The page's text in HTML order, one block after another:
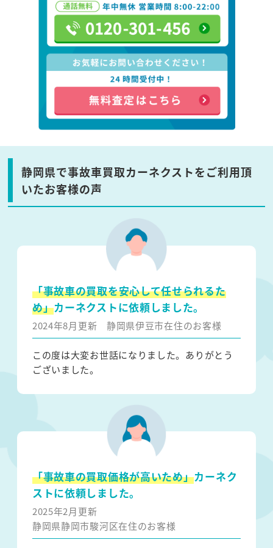
静岡県で事故車買取カーネクストをご利用頂
いたお客様の声
「事故車の買取を安心して任せられるた
め」カーネクストに依頼しました。
2024年8月更新 静岡県伊豆市在住のお客様
この度は大変お世話になりました。ありがとう
ございました。
「事故車の買取価格が高いため」カーネク
ストに依頼しました。
2025年2月更新
静岡県静岡市駿河区在住のお客様